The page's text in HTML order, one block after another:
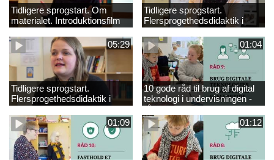
Tidligere sprogstart. Om
materialet. Introduktionsfilm
Tidligere sprogstart.
Flersprogethedsdidaktik i
fransk og tysk
05:29
Tidligere sprogstart.
Flersprogethedsdidaktik i
engelsk
01:04
10 gode råd til brug af digital
teknologi i undervisningen -
råd 9
01:09
01:12